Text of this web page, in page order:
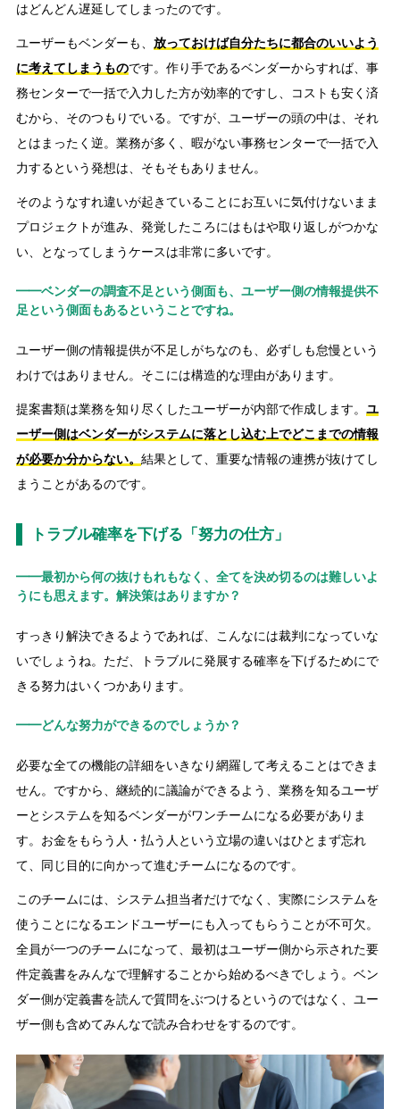
はどんどん遅延してしまったのです。
ユーザーもベンダーも、 放っておけば自分たちに都合のいいよう
に考えてしまうものです。作り手であるベンダーからすれば、事
務センターで一括で入力した方が効率的ですし、コストも安く済
むから、そのつもりでいる。ですが、ユーザーの頭の中は、それ
とはまったく逆。業務が多く、暇がない事務センターで一括で入
力するという発想は、そもそもありません。
そのようなすれ違いが起きていることにお互いに気付けないまま
プロジェクトが進み、発覚したころにはもはや取り返しがつかな
い、となってしまうケースは非常に多いです。
━━ベンダーの調査不足という側面も、ユーザー側の情報提供不
足という側面もあるということですね。
ユーザー側の情報提供が不足しがちなのも、必ずしも怠慢という
わけではありません。そこには構造的な理由があります。
提案書類は業務を知り尽くしたユーザーが内部で作成します。 ユ
ーザー側はベンダーがシステムに落とし込む上でどこまでの情報
が必要か分からない。 結果として、重要な情報の連携が抜けてし
まうことがあるのです。
トラブル確率を下げる「努力の仕方」
━━最初から何の抜けもれもなく、全てを決め切るのは難しいよ
うにも思えます。解決策はありますか？
すっきり解決できるようであれば、こんなには裁判になっていな
いでしょうね。ただ、トラブルに発展する確率を下げるためにで
きる努力はいくつかあります。
━━どんな努力ができるのでしょうか？
必要な全ての機能の詳細をいきなり網羅して考えることはできま
せん。ですから、継続的に議論ができるよう、業務を知るユーザ
ーとシステムを知るベンダーがワンチームになる必要がありま
す。お金をもらう人・払う人という立場の違いはひとまず忘れ
て、同じ目的に向かって進むチームになるのです。
このチームには、システム担当者だけでなく、実際にシステムを
使うことになるエンドユーザーにも入ってもらうことが不可欠。
全員が一つのチームになって、最初はユーザー側から示された要
件定義書をみんなで理解することから始めるべきでしょう。ベン
ダー側が定義書を読んで質問をぶつけるというのではなく、ユー
ザー側も含めてみんなで読み合わせをするのです。